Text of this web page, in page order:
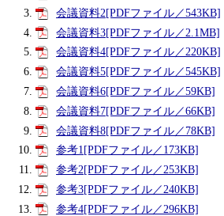
会議資料2[PDFファイル／543KB]
会議資料3[PDFファイル／2.1MB]
会議資料4[PDFファイル／220KB]
会議資料5[PDFファイル／545KB]
会議資料6[PDFファイル／59KB]
会議資料7[PDFファイル／66KB]
会議資料8[PDFファイル／78KB]
参考1[PDFファイル／173KB]
参考2[PDFファイル／253KB]
参考3[PDFファイル／240KB]
参考4[PDFファイル／296KB]